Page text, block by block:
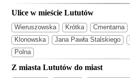
Ulice w mieście Lututów
Wieruszowska Krótka Cmentarna
Klonowska
Jana Pawła Stalskiego
Polna
Z miasta Lututów do miast